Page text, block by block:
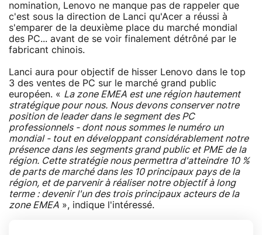
nomination, Lenovo ne manque pas de rappeler que
c'est sous la direction de Lanci qu'Acer a réussi à
s'emparer de la deuxième place du marché mondial
des PC... avant de se voir finalement détrôné par le
fabricant chinois.
Lanci aura pour objectif de hisser Lenovo dans le top
3 des ventes de PC sur le marché grand public
européen. « La zone EMEA est une région hautement
stratégique pour nous. Nous devons conserver notre
position de leader dans le segment des PC
professionnels - dont nous sommes le numéro un
mondial - tout en développant considérablement notre
présence dans les segments grand public et PME de la
région. Cette stratégie nous permettra d'atteindre 10 %
de parts de marché dans les 10 principaux pays de la
région, et de parvenir à réaliser notre objectif à long
terme : devenir l'un des trois principaux acteurs de la
zone EMEA », indique l'intéressé.